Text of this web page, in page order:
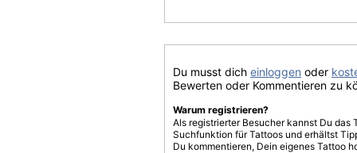
Du musst dich einloggen oder
Bewerten oder Kommentieren zu
Warum registrieren?
Als registrierter Besucher kannst Du
Suchfunktion für Tattoos und erhältst
Du kommentieren, Dein eigenes Tattoo